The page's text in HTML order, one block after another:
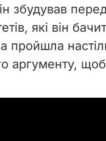
збудував
які він
пройшла
аргументу, щоб